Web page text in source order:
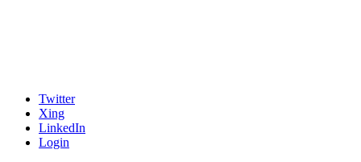
Twitter
Xing
LinkedIn
Login